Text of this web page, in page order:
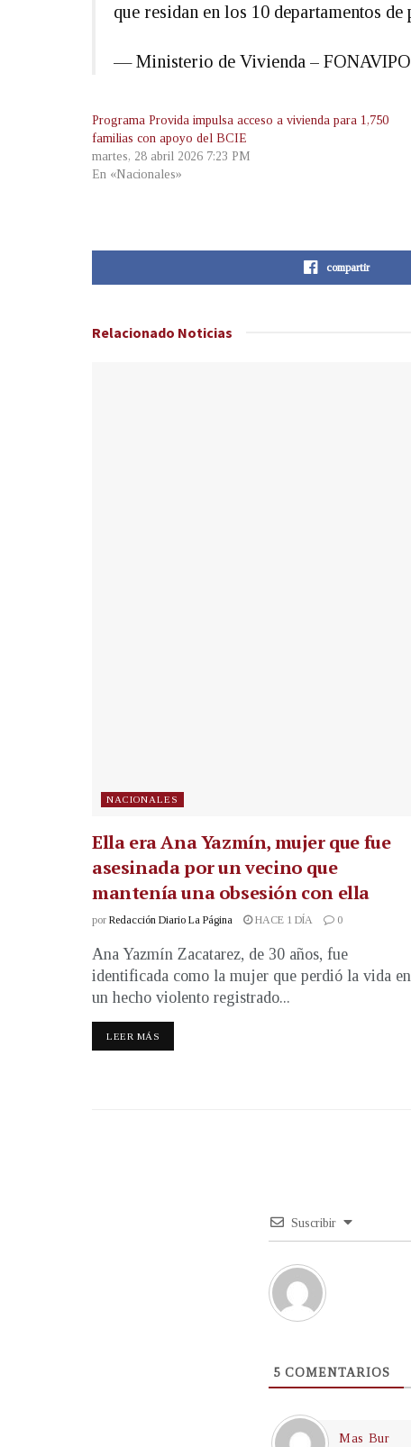
que residan en los 10 departamentos
— Ministerio de Vivienda –
Programa Provida impulsa acceso a vivienda para 1,750
familias con apoyo del BCIE
martes, 28 abril 2026 7:23 PM
En «Nacionales»
compartir
Relacionado Noticias
NACIONALES
Ella era Ana Yazmín, mujer que fue
asesinada por un vecino que
mantenía una obsesión con ella
por Redacción Diario La Página HACE 1 DÍA 0
Ana Yazmín Zacatarez, de 30 años, fue
identificada como la mujer que perdió la vida en
un hecho violento registrado...
LEER MÁS
Suscribir
5 COMENTARIOS
Mas Bur